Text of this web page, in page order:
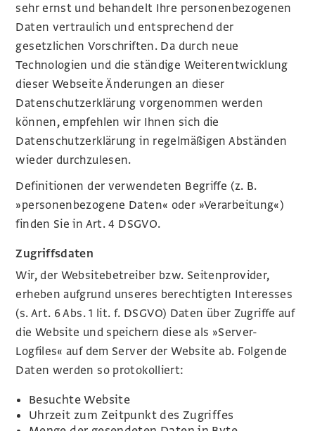
sehr ernst und behandelt Ihre personenbezogenen
Daten vertraulich und entsprechend der
gesetzlichen Vorschriften. Da durch neue
Technologien und die ständige Weiterentwicklung
dieser Webseite Änderungen an dieser
Datenschutzerklärung vorgenommen werden
können, empfehlen wir Ihnen sich die
Datenschutzerklärung in regelmäßigen Abständen
wieder durchzulesen.
Definitionen der verwendeten Begriffe (z. B.
»personenbezogene Daten« oder »Verarbeitung«)
finden Sie in Art. 4 DSGVO.
Zugriffsdaten
Wir, der Websitebetreiber bzw. Seitenprovider,
erheben aufgrund unseres berechtigten Interesses
(s. Art. 6 Abs. 1 lit. f. DSGVO) Daten über Zugriffe auf
die Website und speichern diese als »Server-
Logfiles« auf dem Server der Website ab. Folgende
Daten werden so protokolliert:
Besuchte Website
Uhrzeit zum Zeitpunkt des Zugriffes